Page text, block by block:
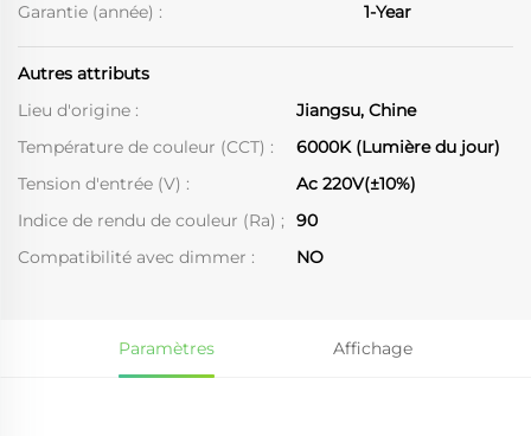
Garantie (année) :
1-Year
Autres attributs
Lieu d'origine :
Jiangsu, Chine
Température de couleur (CCT) :
6000K (Lumière du jour)
Tension d'entrée (V) :
Ac 220V(±10%)
Indice de rendu de couleur (Ra) ;
90
Compatibilité avec dimmer :
NO
Paramètres Affichage